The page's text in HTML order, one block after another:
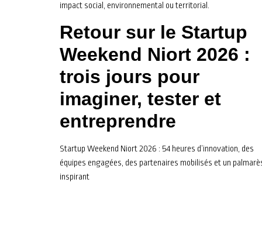
impact social, environnemental ou territorial.
Retour sur le Startup
Weekend Niort 2026 :
trois jours pour
imaginer, tester et
entreprendre
Startup Weekend Niort 2026 : 54 heures d’innovation, des
équipes engagées, des partenaires mobilisés et un
inspirant